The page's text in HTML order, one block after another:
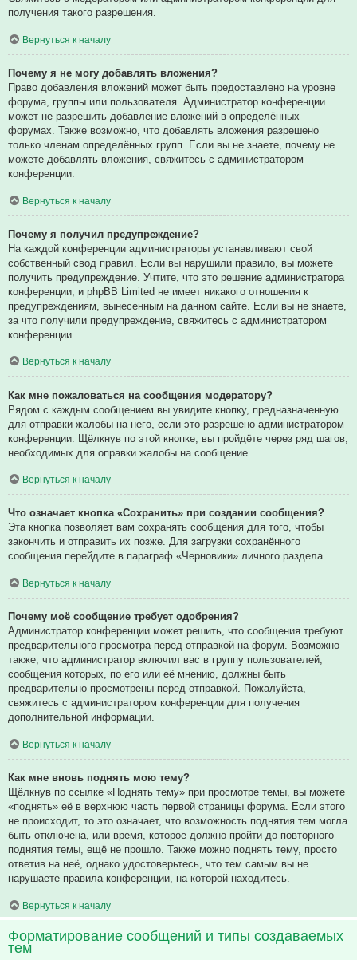
получения такого разрешения.
Вернуться к началу
Почему я не могу добавлять вложения?
Право добавления вложений может быть предоставлено на уровне
форума, группы или пользователя. Администратор конференции
может не разрешить добавление вложений в определённых
форумах. Также возможно, что добавлять вложения разрешено
только членам определённых групп. Если вы не знаете, почему не
можете добавлять вложения, свяжитесь с администратором
конференции.
Вернуться к началу
Почему я получил предупреждение?
На каждой конференции администраторы устанавливают свой
собственный свод правил. Если вы нарушили правило, вы можете
получить предупреждение. Учтите, что это решение администратора
конференции, и phpBB Limited не имеет никакого отношения к
предупреждениям, вынесенным на данном сайте. Если вы не знаете,
за что получили предупреждение, свяжитесь с администратором
конференции.
Вернуться к началу
Как мне пожаловаться на сообщения модератору?
Рядом с каждым сообщением вы увидите кнопку, предназначенную
для отправки жалобы на него, если это разрешено администратором
конференции. Щёлкнув по этой кнопке, вы пройдёте через ряд шагов,
необходимых для оправки жалобы на сообщение.
Вернуться к началу
Что означает кнопка «Сохранить» при создании сообщения?
Эта кнопка позволяет вам сохранять сообщения для того, чтобы
закончить и отправить их позже. Для загрузки сохранённого
сообщения перейдите в параграф «Черновики» личного раздела.
Вернуться к началу
Почему моё сообщение требует одобрения?
Администратор конференции может решить, что сообщения требуют
предварительного просмотра перед отправкой на форум. Возможно
также, что администратор включил вас в группу пользователей,
сообщения которых, по его или её мнению, должны быть
предварительно просмотрены перед отправкой. Пожалуйста,
свяжитесь с администратором конференции для получения
дополнительной информации.
Вернуться к началу
Как мне вновь поднять мою тему?
Щёлкнув по ссылке «Поднять тему» при просмотре темы, вы можете
«поднять» её в верхнюю часть первой страницы форума. Если этого
не происходит, то это означает, что возможность поднятия тем могла
быть отключена, или время, которое должно пройти до повторного
поднятия темы, ещё не прошло. Также можно поднять тему, просто
ответив на неё, однако удостоверьтесь, что тем самым вы не
нарушаете правила конференции, на которой находитесь.
Вернуться к началу
Форматирование сообщений и типы создаваемых
тем